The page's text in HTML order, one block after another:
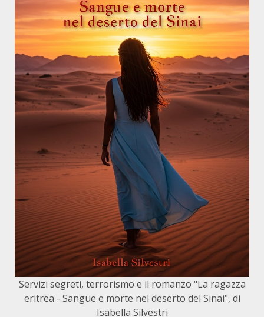
Servizi segreti, terrorismo e il romanzo "La ragazza
eritrea - Sangue e morte nel deserto del Sinai", di
Isabella Silvestri